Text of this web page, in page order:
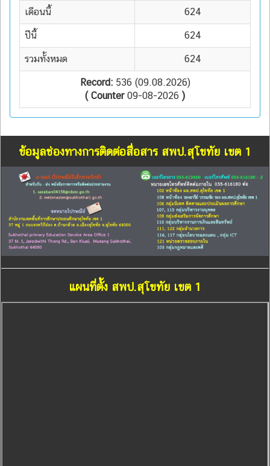
เดือนนี้ 624
ปีนี้ 624
รวมทั้งหมด 624
Record:536 (09.08.2026)
( Counter09-08-2026 )
ข้อมูลช่องทางการติดต่อสื่อสาร สพป.สุโขทัย เขต 1
แผนที่ตั้ง สพป.สุโขทัย เขต 1